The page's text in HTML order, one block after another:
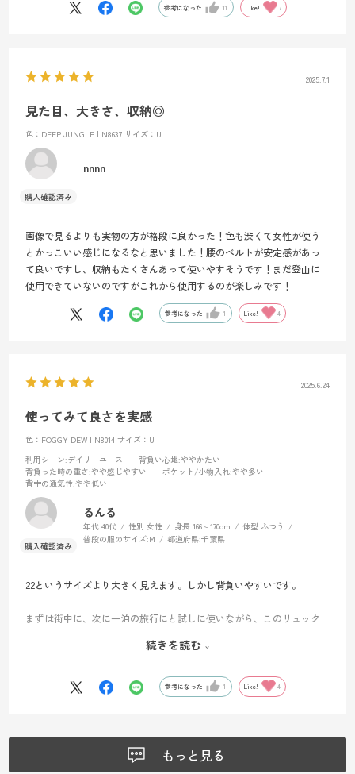
参考になった 11 Like! 7
2025.7.1
見た目、大きさ、収納◎
色：DEEP JUNGLE | N8637 サイズ：U
nnnn
画像で見るよりも実物の方が格段に良かった！色も渋くて女性が使う
とかっこいい感じになるなと思いました！腰のベルトが安定感があっ
て良いですし、収納もたくさんあって使いやすそうです！まだ登山に
使用できていないのですがこれから使用するのが楽しみです！
参考になった 1 Like! 4
2025.6.24
使ってみて良さを実感
色：FOGGY DEW | N8014 サイズ：U
利用シーン:デイリーユース 背負い心地:ややかたい
背負った時の重さ:やや感じやすい ポケット/小物入れ:やや多い
背中の通気性:やや低い
るんる
年代:40代 性別:女性 身長:166～170cm 体型:ふつう
普段の服のサイズ:M 都道府県:千葉県
22というサイズより大きく見えます。しかし背負いやすいです。
まずは街中に、次に一泊の旅行にと試しに使いながら、このリュック
のアクティビティイベントや、日帰り登山で使えそうな感じかなぁ
込み用バックとして使えそうかなぁと思っています。スタイリッシュ
で使いやすい、これからもっと旅支度が楽しくなりそうな期待が募る
続きを読む
参考になった 1 Like! 4
もっと見る